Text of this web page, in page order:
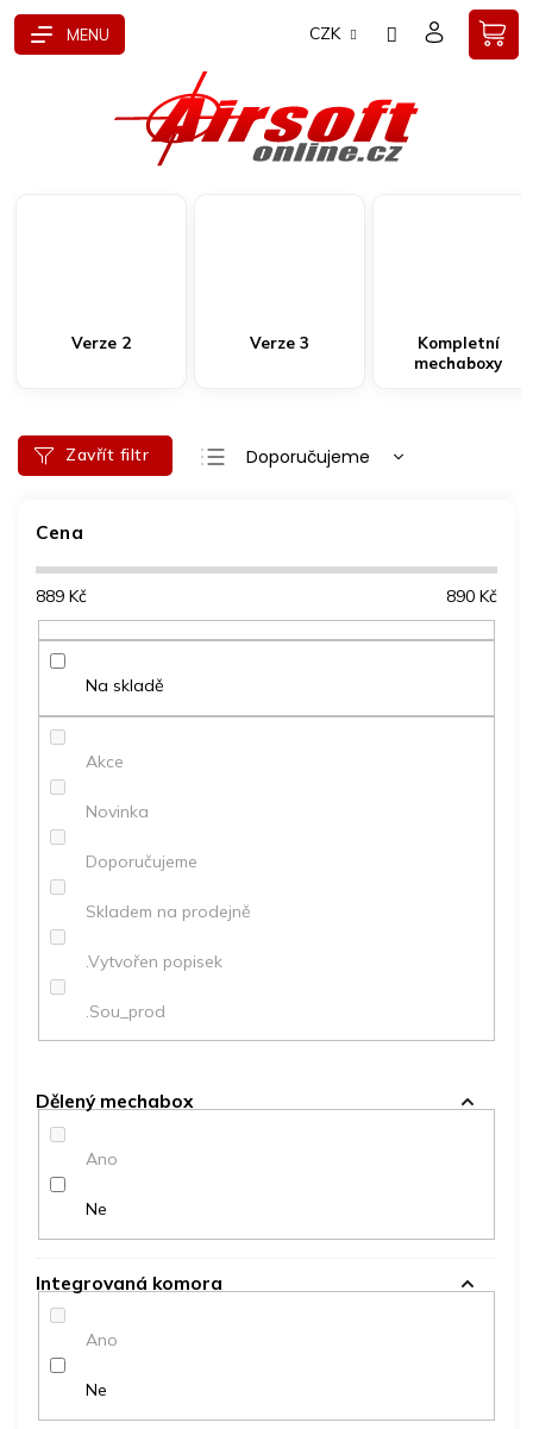
Přejít
CZK
Verze 2 Verze 3
Kompletní
mechaboxy
Ř
a
í
r
u
Doporučujeme
Nejprodávanější
Zavřít filtr
Cena
889 Kč 890 Kč
Na skladě
Akce
Novinka
Doporučujeme
Skladem na prodejně
.Vytvořen popisek
.Sou_prod
Dělený mechabox
Ano
Ne
Integrovaná komora
Ano
Ne